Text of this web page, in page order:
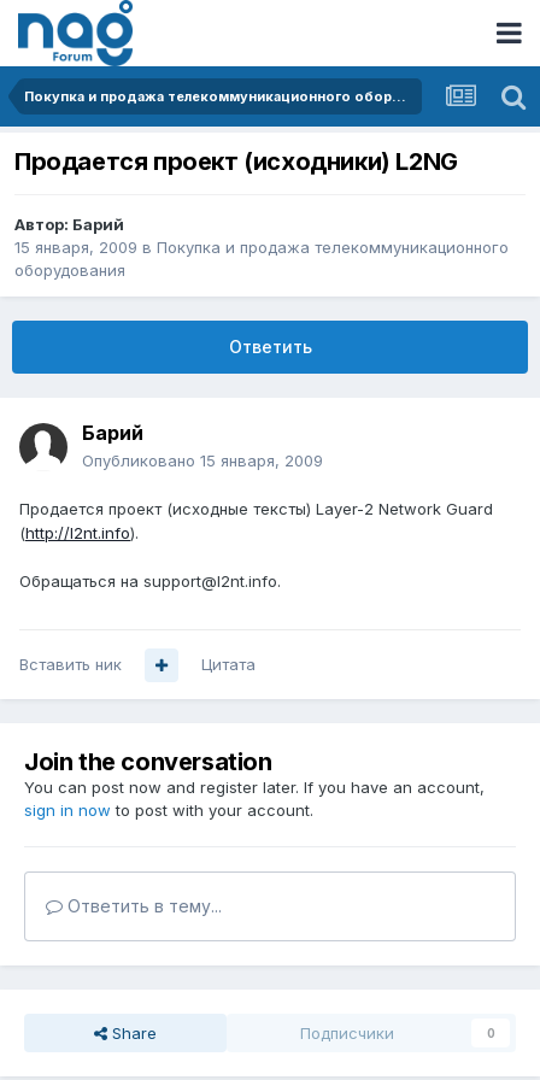
Покупка и продажа телекоммуникационного оборудования
Продается проект (исходники) L2NG
Автор: Барий
15 января, 2009 в Покупка и продажа телекоммуникационного
оборудования
Ответить
Барий
Опубликовано 15 января, 2009
Продается проект (исходные тексты) Layer-2 Network Guard
(http://l2nt.info).
Обращаться на support@l2nt.info.
Вставить ник Цитата
Join the conversation
You can post now and register later. If you have an account,
sign in now to post with your account.
Ответить в тему...
Share Подписчики 0